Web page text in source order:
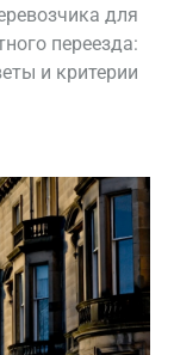
для
переезда:
и критерии